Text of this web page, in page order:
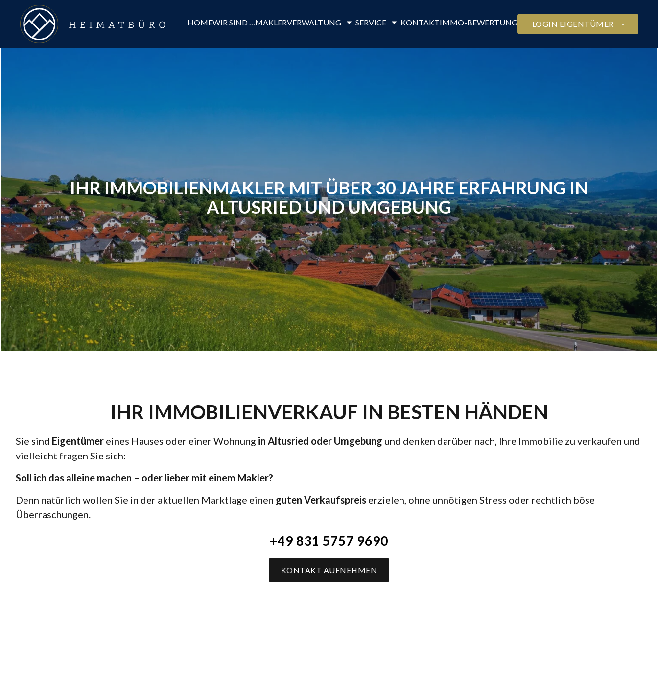
HOMEWIR SIND …MAKLERVERWALTUNG SERVICE KONTAKTIMMO-BEWERTUNG LOGIN EIGENTÜMER
IHR IMMOBILIENMAKLER MIT ÜBER 30 JAHRE ERFAHRUNG IN
ALTUSRIED UND UMGEBUNG
IHR IMMOBILIENVERKAUF IN BESTEN HÄNDEN
Sie sind Eigentümer eines Hauses oder einer Wohnung in Altusried oder Umgebung und denken darüber nach, Ihre Immobilie zu verkaufen und
vielleicht fragen Sie sich:
Soll ich das alleine machen – oder lieber mit einem Makler?
Denn natürlich wollen Sie in der aktuellen Marktlage einen guten Verkaufspreis erzielen, ohne unnötigen Stress oder rechtlich böse
Überraschungen.
+49 831 5757 9690
KONTAKT AUFNEHMEN